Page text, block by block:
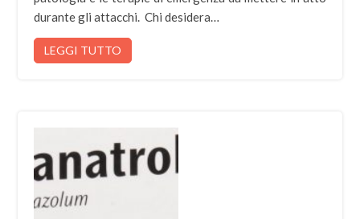
durante gli attacchi. Chi desidera…
LEGGI TUTTO